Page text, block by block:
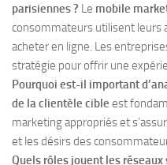
parisiennes ? Le mobile
consommateurs utilisent leurs
acheter en ligne. Les
stratégie pour offrir une
Pourquoi est-il important
de la clientèle cible est
marketing appropriés et
et les désirs des
Quels rôles jouent les